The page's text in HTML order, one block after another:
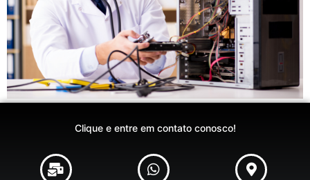
Clique e entre em contato conosco!